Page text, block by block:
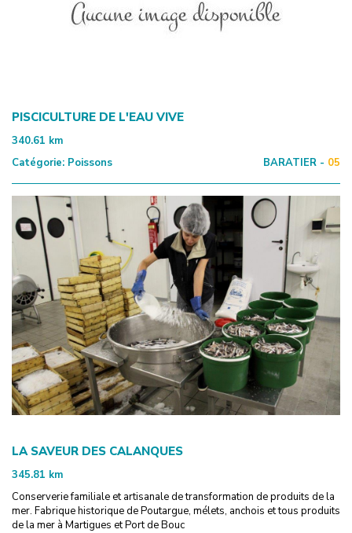
PISCICULTURE DE L'EAU VIVE
340.61 km
Catégorie: Poissons BARATIER - 05
LA SAVEUR DES CALANQUES
345.81 km
Conserverie familiale et artisanale de transformation de produits de la
mer. Fabrique historique de Poutargue, mélets, anchois et tous produits
de la mer à Martigues et Port de Bouc